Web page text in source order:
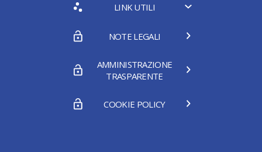
LINK UTILI
NOTE LEGALI
AMMINISTRAZIONE
TRASPARENTE
COOKIE POLICY